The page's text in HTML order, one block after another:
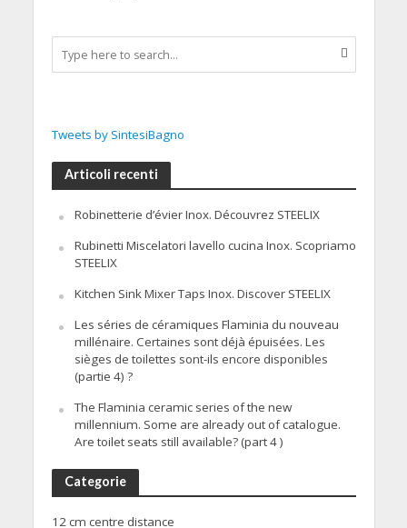
Tweets by SintesiBagno
Articoli recenti
Robinetterie d’évier Inox. Découvrez STEELIX
Rubinetti Miscelatori lavello cucina Inox. Scopriamo
STEELIX
Kitchen Sink Mixer Taps Inox. Discover STEELIX
Les séries de céramiques Flaminia du nouveau
millénaire. Certaines sont déjà épuisées. Les
sièges de toilettes sont-ils encore disponibles
(partie 4) ?
The Flaminia ceramic series of the new
millennium. Some are already out of catalogue.
Are toilet seats still available? (part 4 )
Categorie
12 cm centre distance